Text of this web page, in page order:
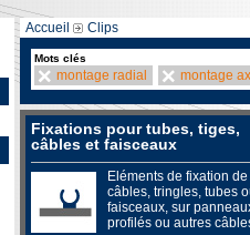
Accueil Clips
Mots clés
montage radial montage
Fixations pour tubes, tiges,
câbles et faisceaux
Eléments de fixation de
câbles, tringles, tubes
faisceaux, sur
profilés ou autres